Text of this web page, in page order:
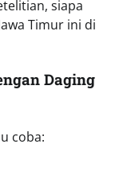
siapa
Timur ini di
Daging
coba: